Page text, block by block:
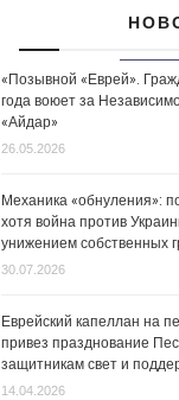
«Позывной «Еврей».
года воюет за
«Айдар»
26.05.2026
Механика «обнуления»:
хотя война против
унижением собственных
30.07.2026
Еврейский капеллан на
привез празднование
защитникам свет и
14.04.2026